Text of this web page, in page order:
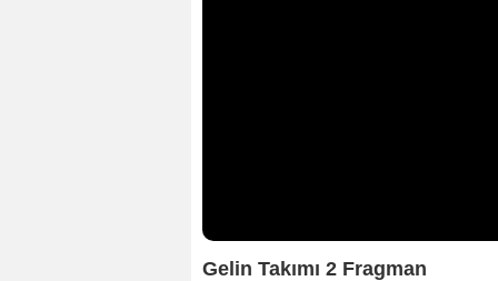
Gelin Takımı 2 Fragman